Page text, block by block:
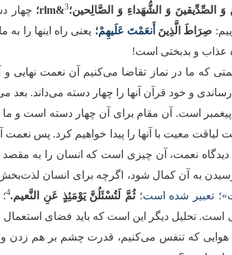
وَ الصِّدِّیقینَ وَ الشُّهَداءِ وَ الصَّالِحین؛3&rlm؛
چهار
صِرَاطَ الَّذِینَ أَنعَمْتَ عَلَیهِمْ؛ یعنی راه اینها را به
عذاب و بدبختی است!
که ما در نماز تقاضا می‌کنیم آن نعمت
رساندی و خود قرآن آنها را چهار دسته می‌داند.
پیغمبر است. آن مقام برای آن چهار دسته است و
لیاقت معیت با آنها را پیدا خواهیم کرد. پس
دیدگاه نعمت، آن چیزی است که انسان را به
به آن کمال شود، اگرچه برای انسان
تعبیر شده است؛ثُمَّ لَتُسْئَلُنَّ یَوْمَئِذٍ عَنِ النَّعیم.4
است. تحلیل دیگر این است که باید فضای
هوایی که تنفس می‌کنیم، قدرت چشم بر هم زدن